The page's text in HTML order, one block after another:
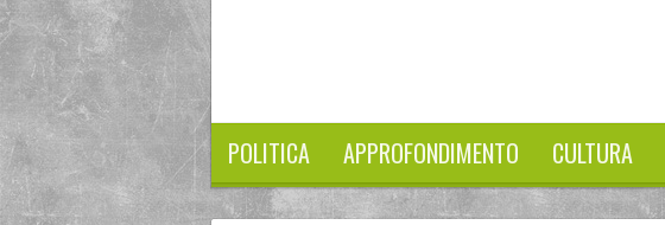
POLITICA APPROFONDIMENTO CULTURA